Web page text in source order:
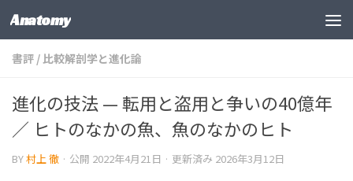
コンテンツの下
Anatomy
書評 /比較解剖学と進化論
進化の技法 — 転用と盗用と争いの40億年
／ ヒトのなかの魚、魚のなかのヒト
BY村上 徹 · 公開 2022年4月21日 · 更新済み 2026年3月12日